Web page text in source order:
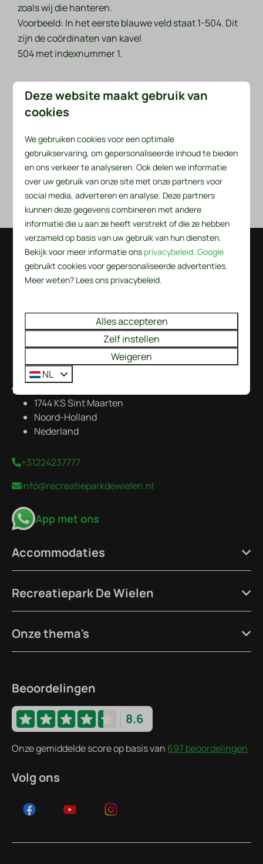
zoals wij die hanteren.
Voorbeeld: In het eerste blauwe veld staat 1-504. Dit
zijn de coördinaten van kavel
504 met indexnummer 1.
Tekening kavels 550 - 588
coördinatenlijst
Veilig betalen
1744 KS Sint Maarten
Noord-Holland
Nederland
+31224237777
info@recreatieparkdewielen.nl
App met ons
Accommodaties
Recreatiepark De Wielen
Onze thema's
Beoordelingen
8.6
Onze gemiddelde score op basis van 697 beoordelingen
Volg ons
Deze website maakt gebruik van
cookies
We gebruiken cookies voor een optimale
gebruikservaring, om gepersonaliseerde inhoud te bieden
en ons verkeer te analyseren. Ook delen we informatie
over uw gebruik van onze site met onze partners voor
social media, adverteren en analyse. Deze partners
kunnen deze gegevens combineren met andere
informatie die u aan ze heeft verstrekt of die ze hebben
verzameld op basis van uw gebruik van hun diensten.
Bekijk voor meer informatie ons privacybeleid.Google
gebruikt cookies voor gepersonaliseerde advertenties.
Meer weten? Lees ons privacybeleid.
Alles accepteren
Zelf instellen
Weigeren
NL